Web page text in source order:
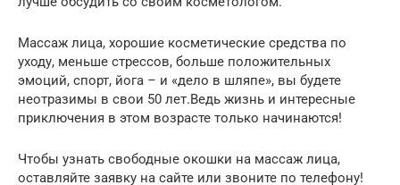
Массаж лица, хорошие косметические средства по
уходу, меньше стрессов, больше положительных
эмоций, спорт, йога – и «дело в шляпе», вы будете
неотразимы в свои 50 лет.Ведь жизнь и интересные
приключения в этом возрасте только начинаются!
Чтобы узнать свободные окошки на массаж лица,
оставляйте заявку на сайте или звоните по телефону!